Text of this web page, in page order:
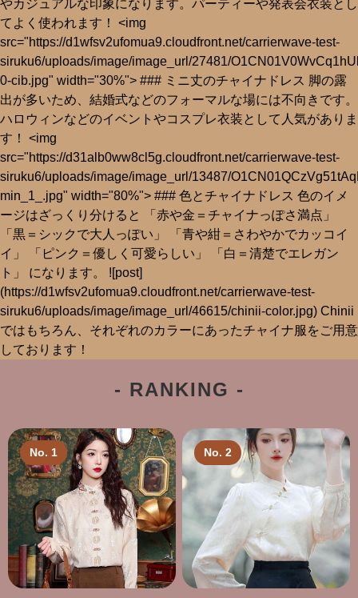
- RANKING -
No. 1 No. 2